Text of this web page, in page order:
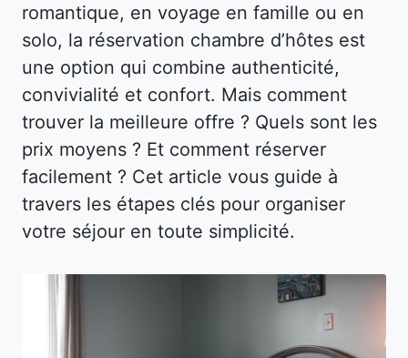
romantique, en voyage en famille ou en
solo, la réservation chambre d’hôtes est
une option qui combine authenticité,
convivialité et confort. Mais comment
trouver la meilleure offre ? Quels sont les
prix moyens ? Et comment réserver
facilement ? Cet article vous guide à
travers les étapes clés pour organiser
votre séjour en toute simplicité.